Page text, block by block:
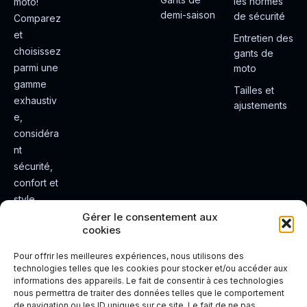
Gérer le consentement aux
cookies
Pour offrir les meilleures expériences, nous utilisons des
technologies telles que les cookies pour stocker et/ou accéder aux
informations des appareils. Le fait de consentir à ces technologies
nous permettra de traiter des données telles que le comportement
Comparez
et
choisissez
parmi une
gamme
exhaustiv
e,
considéra
nt
sécurité,
confort et
style.
e de
conduite
plus sûre
demi-saison
de sécurité
Entretien des
gants de
moto
Tailles et
ajustements